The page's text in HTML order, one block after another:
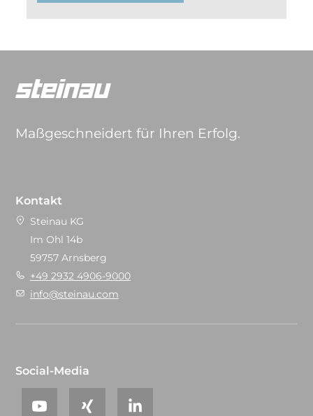
Maßgeschneidert für Ihren Erfolg.
Kontakt
Steinau KG
Im Ohl 14b
59757 Arnsberg
+49 2932 4906-9000
info@steinau.com
Social-Media